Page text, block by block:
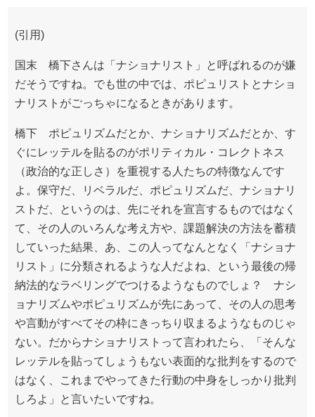
(引用)
国末 橋下さんは「ナショナリスト」と呼ばれるのが嫌
だそうですね。でも世の中では、ポピュリストとナショ
ナリストがごっちゃになるときがあります。
橋下 ポピュリズムだとか、ナショナリズムだとか、す
ぐにレッテルを貼るのがポリティカル・コレクトネス
（政治的な正しさ）を重視する人たちの特徴なんです
よ。保守だ、リベラルだ、ポピュリズムだ、ナショナリ
ストだ、というのは、先にそれを宣言するものではなく
て、その人のいろんな考え方や、課題解決の方法を蓄積
していった結果、あ、この人ってなんとなく「ナショナ
リスト」に分類されるような人だよね、という最後の帰
納法的なラベリングでつけるようなものでしょ？ ナシ
ョナリズムやポピュリズムが先にあって、その人の思考
や言動がすべてその枠にきっちり収まるようなものじゃ
ない。だからナショナリストって言われたら、「そんな
レッテルを貼ってしょうもない表面的な批判をするので
はなく、これまでやってきた行動の中身をしっかり批判
しろよ」と言いたいですね。